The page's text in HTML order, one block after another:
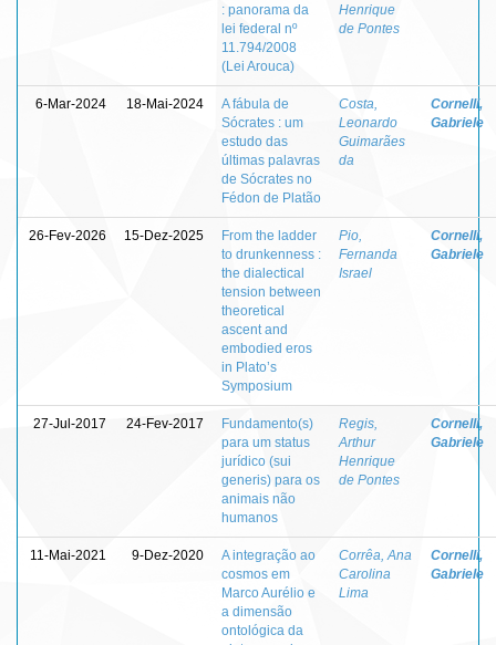
: panorama da
lei federal nº
11.794/2008
(Lei Arouca)
Henrique
de Pontes
6-Mar-2024 18-Mai-2024
A fábula de
Sócrates : um
estudo das
últimas palavras
de Sócrates no
Fédon de Platão
Costa,
Leonardo
Guimarães
da
Cornelli,
Gabriele
26-Fev-2026 15-Dez-2025
From the ladder
to drunkenness :
the dialectical
tension between
theoretical
ascent and
embodied eros
in Plato’s
Symposium
Pio,
Fernanda
Israel
Cornelli,
Gabriele
27-Jul-2017 24-Fev-2017
Fundamento(s)
para um status
jurídico (sui
generis) para os
animais não
humanos
Regis,
Arthur
Henrique
de Pontes
Cornelli,
Gabriele
11-Mai-2021 9-Dez-2020
A integração ao
cosmos em
Marco Aurélio e
a dimensão
ontológica da
Corrêa, Ana
Carolina
Lima
Cornelli,
Gabriele